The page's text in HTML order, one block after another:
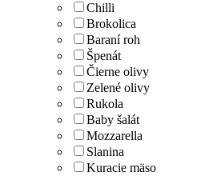
Chilli
Brokolica
Baraní roh
Špenát
Čierne olivy
Zelené olivy
Rukola
Baby šalát
Mozzarella
Slanina
Kuracie mäso